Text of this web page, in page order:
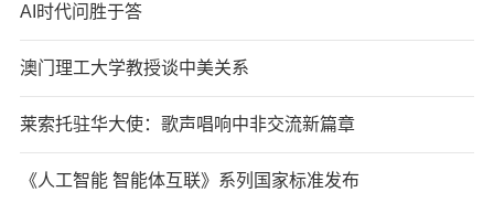
AI时代问胜于答
澳门理工大学教授谈中美关系
莱索托驻华大使：歌声唱响中非交流新篇章
《人工智能 智能体互联》系列国家标准发布